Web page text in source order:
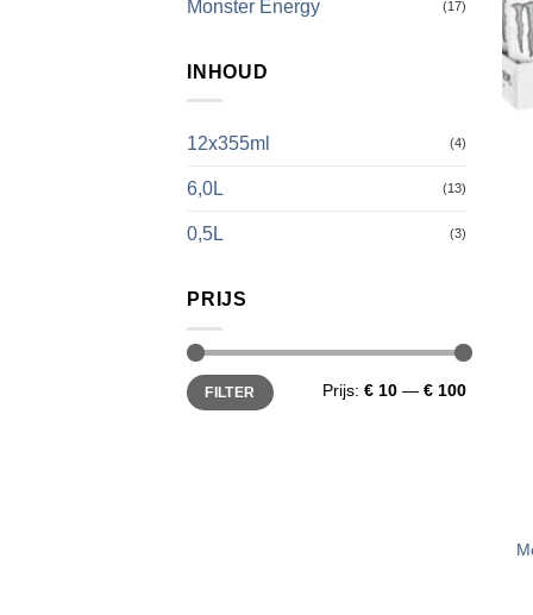
Monster Energy (17)
INHOUD
12x355ml (4)
6,0L (13)
0,5L (3)
PRIJS
Min.
prijs
Max.
prijsFILTER Prijs: € 10 — € 100